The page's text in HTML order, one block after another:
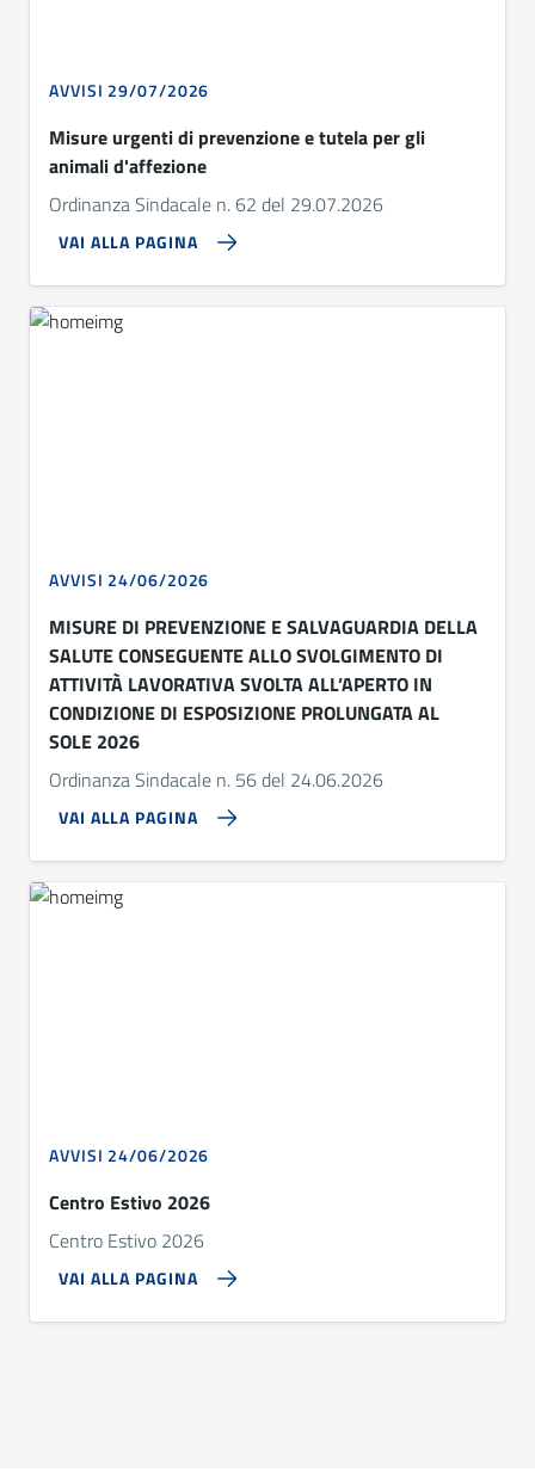
AVVISI 29/07/2026
Misure urgenti di prevenzione e tutela per gli
animali d'affezione
Ordinanza Sindacale n. 62 del 29.07.2026
VAI ALLA PAGINA
AVVISI 24/06/2026
MISURE DI PREVENZIONE E SALVAGUARDIA DELLA
SALUTE CONSEGUENTE ALLO SVOLGIMENTO DI
ATTIVITÀ LAVORATIVA SVOLTA ALL’APERTO IN
CONDIZIONE DI ESPOSIZIONE PROLUNGATA AL
SOLE 2026
Ordinanza Sindacale n. 56 del 24.06.2026
VAI ALLA PAGINA
AVVISI 24/06/2026
Centro Estivo 2026
Centro Estivo 2026
VAI ALLA PAGINA